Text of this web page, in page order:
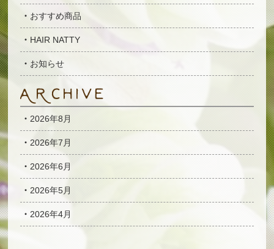
おすすめ商品
HAIR NATTY
お知らせ
2026年8月
2026年7月
2026年6月
2026年5月
2026年4月